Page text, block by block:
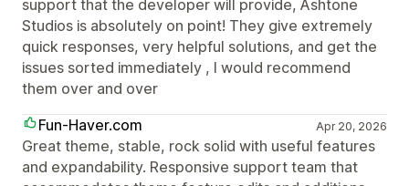
support that the developer will provide, Ashtone
Studios is absolutely on point! They give extremely
quick responses, very helpful solutions, and get the
issues sorted immediately , I would recommend
them over and over
Fun-Haver.com
Apr 20, 2026
Great theme, stable, rock solid with useful features
and expandability. Responsive support team that